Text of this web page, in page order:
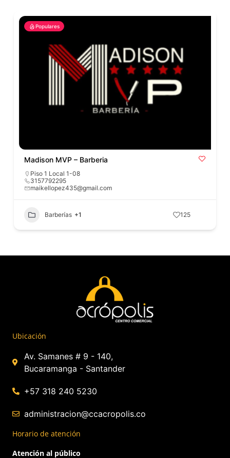
Populares
Madison MVP – Barberia
Piso 1 Local 1-08
3157792295
maikellopez435@gmail.com
Barberías +1 125
Ubicación
Av. Samanes # 9 - 140,
Bucaramanga - Santander
+57 318 240 5230
administracion@ccacropolis.co
Horario de atención
Atención al público